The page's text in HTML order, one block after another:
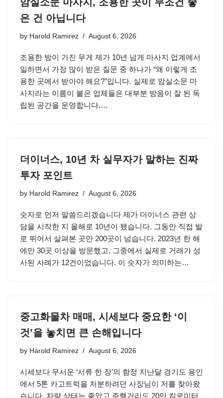
은 건 아닙니다
by Harold Ramirez August 6, 2026
조용한 방이 가진 무게 제가 10년 넘게 마사지 업계에서
일하면서 가장 많이 받은 질문 중 하나가 “왜 이렇게 조
용한 곳에서 받아야 해요?”입니다. 실제로 암실소문 마
사지라는 이름이 붙은 업체들은 대부분 방음이 잘 된 독
립된 공간을 운영합니다.…
더이너스, 10년 차 실무자가 말하는 진짜
투자 포인트
by Harold Ramirez August 6, 2026
숫자로 먼저 말씀드리겠습니다 제가 더이너스 관련 상
담을 시작한 지 올해로 10년이 됐습니다. 그동안 직접 발
로 뛰어서 살펴본 곳만 200곳이 넘습니다. 2023년 한 해
에만 30곳 이상을 방문했고, 그중에서 실제로 거래가 성
사된 사례가 12건이었습니다. 이 숫자가 의미하는…
중고화물차 매매, 시세보다 중요한 ‘이
것’을 놓치면 큰 손해입니다
by Harold Ramirez August 6, 2026
시세보다 무서운 ‘서류 한 장’의 함정 지난달 경기도 용인
에서 5톤 카고트럭을 처분하려던 사장님이 저를 찾아왔
습니다. 차량 상태는 좋았고 주행거리도 20만 킬로미터